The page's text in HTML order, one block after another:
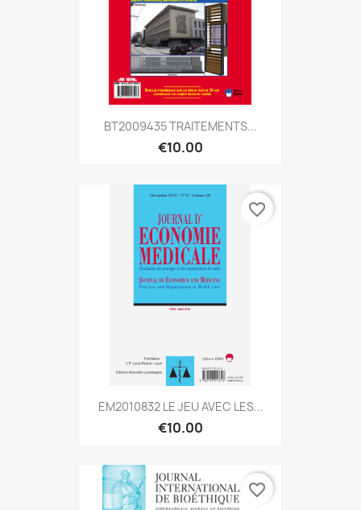
BT2009435 TRAITEMENTS...
€10.00
EM2010832 LE JEU AVEC LES...
€10.00
favorite_border
favorite_border